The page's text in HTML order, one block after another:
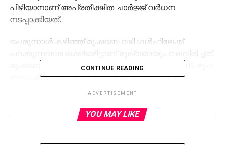
പിഴിയാനാണ് അപ്രതീക്ഷിത ചാര്‍ജ്ജ് വര്‍ധന
നടപ്പാക്കിയത്.
പെരുന്നാള്‍ കഴിഞ്ഞ് മുംബൈ വഴി ഗള്‍ഫിലേക്ക്
മുംബൈയില്‍ നിന്ന് ഇന്നലെ കൊച്ചിയിലേക്ക് 2,505 രൂപ
ഈടാക്കിയവര്‍ തന്നെയാണ് കൊച്ചിയില്‍ നിന്ന്
മുംബൈയിലേക്ക് 8,416 രൂപ മുതല്‍ 9,923 രൂപവരെ
5,500 രൂപയാണ് ശരാശരി നിരക്ക്. തിരിച്ച്
CONTINUE READING
ADVERTISEMENT
YOU MAY LIKE